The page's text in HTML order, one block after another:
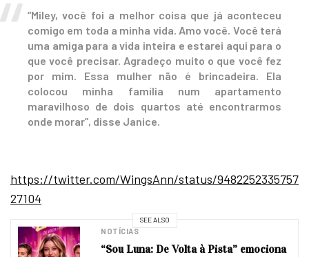
“Miley, você foi a melhor coisa que já aconteceu
comigo em toda a minha vida. Amo você. Você terá
uma amiga para a vida inteira e estarei aqui para o
que você precisar. Agradeço muito o que você fez
por mim. Essa mulher não é brincadeira. Ela
colocou minha família num apartamento
maravilhoso de dois quartos até encontrarmos
onde morar”, disse Janice.
https://twitter.com/WingsAnn/status/9482252335757
27104
SEE ALSO
NOTÍCIAS
“Sou Luna: De Volta à Pista” emociona